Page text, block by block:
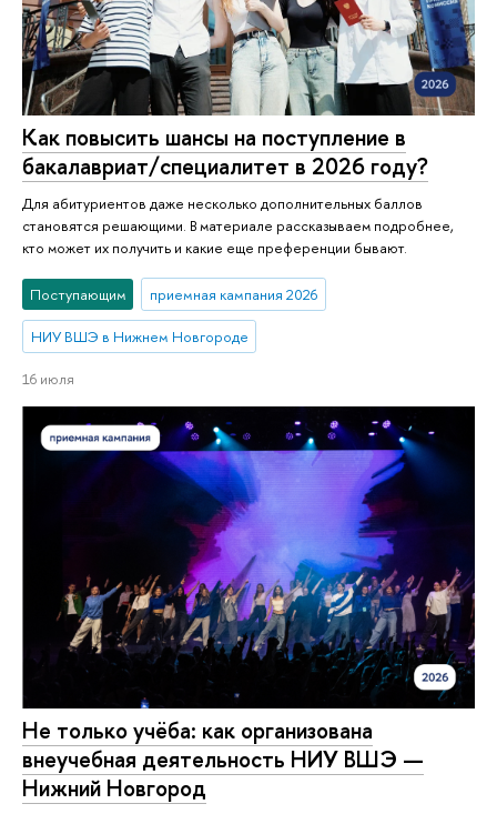
Как повысить шансы на поступление в
бакалавриат/специалитет в 2026 году?
Для абитуриентов даже несколько дополнительных баллов
становятся решающими. В материале рассказываем подробнее,
кто может их получить и какие еще преференции бывают.
Поступающим приемная кампания 2026
НИУ ВШЭ в Нижнем Новгороде
16 июля
Не только учёба: как организована
внеучебная деятельность НИУ ВШЭ —
Нижний Новгород